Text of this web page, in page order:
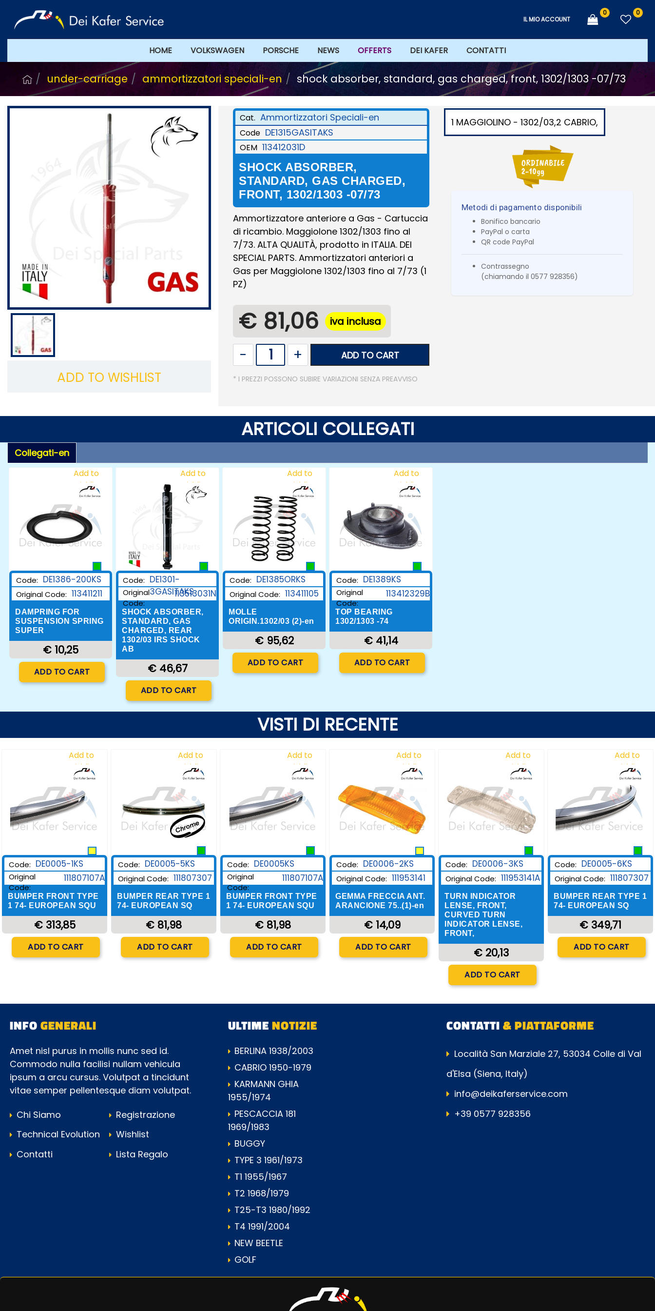
IL MIO ACCOUNT
0 0
HOME VOLKSWAGEN PORSCHE NEWS DEI KAFER CONTATTI
under-carriage ammortizzatori speciali-en shock absorber, standard, gas charged, front, 1302/1303 -07/73
ADD TO WISHLIST
Cat. Ammortizzatori Speciali-en
Code DE1315GASITAKS
OEM 113412031D
SHOCK ABSORBER,
STANDARD, GAS CHARGED,
FRONT, 1302/1303 -07/73
Ammortizzatore anteriore a Gas - Cartuccia
di ricambio. Maggiolone 1302/1303 fino al
7/73. ALTA QUALITÀ, prodotto in ITALIA. DEI
SPECIAL PARTS. Ammortizzatori anteriori a
Gas per Maggiolone 1302/1303 fino al 7/73 (1
PZ)
€ 81,06 iva inclusa
ADD TO CART
* I PREZZI POSSONO SUBIRE VARIAZIONI SENZA PREAVVISO
1 MAGGIOLINO - 1302/03,2 CABRIO,
Metodi di pagamento disponibili
Bonifico bancario
PayPal o carta
QR code PayPal
Contrassegno
(chiamando il 0577 928356)
ARTICOLI COLLEGATI
Collegati-en
Add to
Wishlist
Code: DE1386-200KS
Original Code: 113411211
DAMPRING FOR
SUSPENSION SPRING
SUPER
€ 10,25
Quantity
ADD TO CART
Add to
Wishlist
Code: DE1301-
3GASITAKS
Original
Code:
113513031N
SHOCK ABSORBER,
STANDARD, GAS
CHARGED, REAR
1302/03 IRS SHOCK
AB
€ 46,67
Quantity
ADD TO CART
Add to
Wishlist
Code: DE1385ORKS
Original Code: 113411105
MOLLE
ORIGIN.1302/03 (2)-en
€ 95,62
Quantity
ADD TO CART
Add to
Wishlist
Code: DE1389KS
Original
Code:
113412329B
TOP BEARING
1302/1303 -74
€ 41,14
Quantity
ADD TO CART
VISTI DI RECENTE
Add to
Wishlist
Code: DE0005-1KS
Original
Code:
111807107A
BUMPER FRONT TYPE
1 74- EUROPEAN SQU
€ 313,85
Quantity
ADD TO CART
Add to
Wishlist
Code: DE0005-5KS
Original Code: 111807307
BUMPER REAR TYPE 1
74- EUROPEAN SQ
€ 81,98
Quantity
ADD TO CART
Add to
Wishlist
Code: DE0005KS
Original
Code:
111807107A
BUMPER FRONT TYPE
1 74- EUROPEAN SQU
€ 81,98
Quantity
ADD TO CART
Add to
Wishlist
Code: DE0006-2KS
Original Code: 111953141
GEMMA FRECCIA ANT.
ARANCIONE 75..(1)-en
€ 14,09
Quantity
ADD TO CART
Add to
Wishlist
Code: DE0006-3KS
Original Code: 111953141A
TURN INDICATOR
LENSE, FRONT,
CURVED TURN
INDICATOR LENSE,
FRONT,
€ 20,13
Quantity
ADD TO CART
Add to
Wishlist
Code: DE0005-6KS
Original Code: 111807307
BUMPER REAR TYPE 1
74- EUROPEAN SQ
€ 349,71
Quantity
ADD TO CART
INFOGENERALI
Amet nisl purus in mollis nunc sed id.
Commodo nulla facilisi nullam vehicula
ipsum a arcu cursus. Volutpat a tincidunt
vitae semper pellentesque diam volutpat.
Chi Siamo
Technical Evolution
Contatti
Registrazione
Wishlist
Lista Regalo
ULTIMENOTIZIE
BERLINA 1938/2003
CABRIO 1950-1979
KARMANN GHIA
1955/1974
PESCACCIA 181
1969/1983
BUGGY
TYPE 3 1961/1973
T1 1955/1967
T2 1968/1979
T25-T3 1980/1992
T4 1991/2004
NEW BEETLE
GOLF
CONTATTI& PIATTAFORME
Località San Marziale 27, 53034 Colle di Val
d'Elsa (Siena, Italy)
info@deikaferservice.com
+39 0577 928356